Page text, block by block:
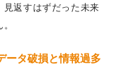
返すはずだった未来
ータ破損と情報過多